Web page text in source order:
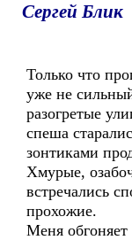
Сергей Блик
Только что
уже не
разогретые
спеша
зонтиками
Хмурые,
встречались
прохожие.
Меня обгоняет